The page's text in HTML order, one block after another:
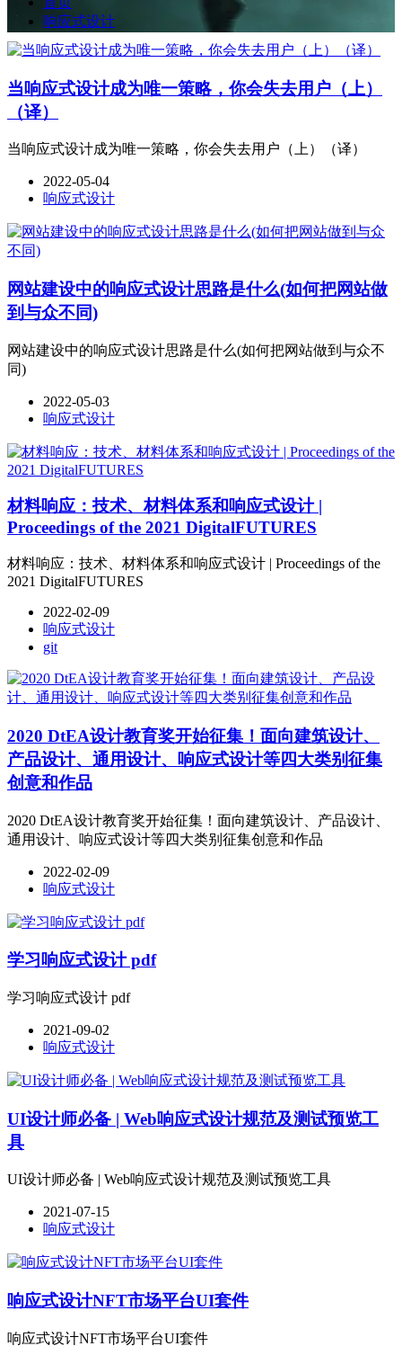
响应式设计
当响应式设计成为唯一策略，你会失去用户（上）
（译）
当响应式设计成为唯一策略，你会失去用户（上）（译）
2022-05-04
响应式设计
网站建设中的响应式设计思路是什么(如何把网站做
到与众不同)
网站建设中的响应式设计思路是什么(如何把网站做到与众不
同)
2022-05-03
响应式设计
材料响应：技术、材料体系和响应式设计 |
Proceedings of the 2021 DigitalFUTURES
材料响应：技术、材料体系和响应式设计 | Proceedings of the
2021 DigitalFUTURES
2022-02-09
响应式设计
git
2020 DtEA设计教育奖开始征集！面向建筑设计、
产品设计、通用设计、响应式设计等四大类别征集
创意和作品
2020 DtEA设计教育奖开始征集！面向建筑设计、产品设计、
通用设计、响应式设计等四大类别征集创意和作品
2022-02-09
响应式设计
学习响应式设计 pdf
学习响应式设计 pdf
2021-09-02
响应式设计
UI设计师必备 | Web响应式设计规范及测试预览工
具
UI设计师必备 | Web响应式设计规范及测试预览工具
2021-07-15
响应式设计
响应式设计NFT市场平台UI套件
响应式设计NFT市场平台UI套件